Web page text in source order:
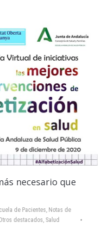
necesario que
de Pacientes, Notas de
destacados, Salud